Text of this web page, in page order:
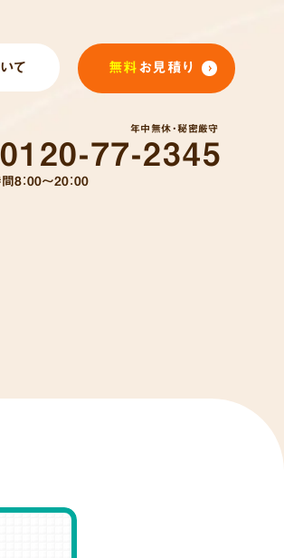
て 無料お見積り
0120-77-2345
8：00～20：00
年中無休・秘密厳守